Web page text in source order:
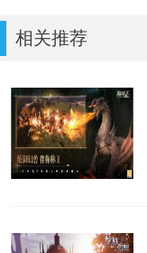
相关推荐